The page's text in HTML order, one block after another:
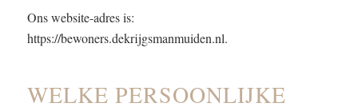
Ons website-adres is:
https://bewoners.dekrijgsmanmuiden.nl.
WELKE PERSOONLIJKE